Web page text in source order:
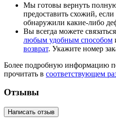
Мы готовы вернуть
предоставить схожий,
обнаружили какие-либо
Вы всегда можете
любым удобным способом
возврат. Укажите номер
Более подробную информацию
прочитать в соответствующем
Отзывы
Написать отзыв